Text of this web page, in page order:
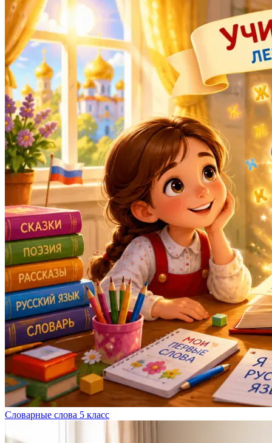
Словарные слова 5 класс